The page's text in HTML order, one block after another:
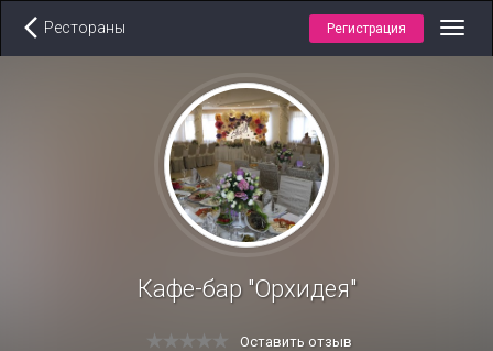
Рестораны Регистрация
Кафе-бар "Орхидея"
Оставить отзыв